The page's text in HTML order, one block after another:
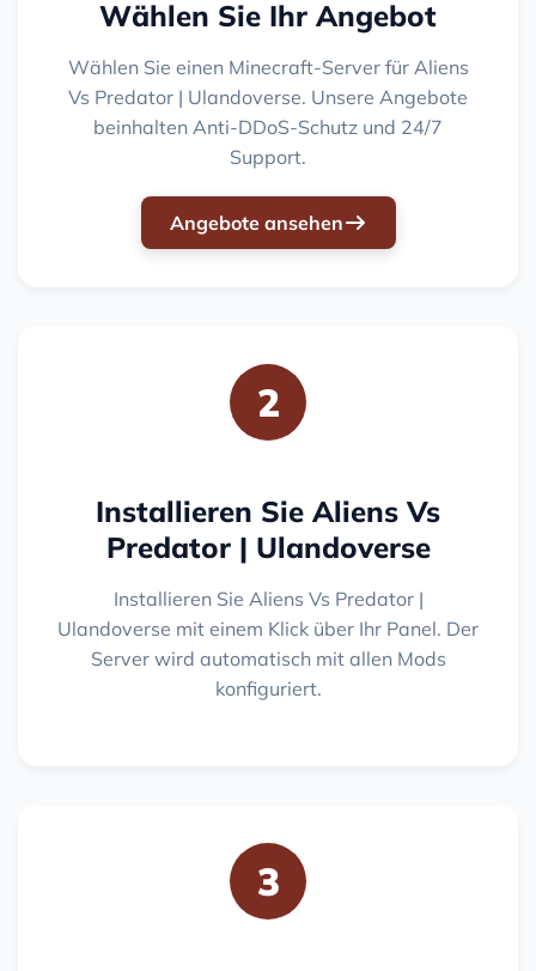
Wählen Sie Ihr Angebot
Wählen Sie einen Minecraft-Server für Aliens
Vs Predator | Ulandoverse. Unsere Angebote
beinhalten Anti-DDoS-Schutz und 24/7
Support.
Angebote ansehen
2
Installieren Sie Aliens Vs
Predator | Ulandoverse
Installieren Sie Aliens Vs Predator |
Ulandoverse mit einem Klick über Ihr Panel. Der
Server wird automatisch mit allen Mods
konfiguriert.
3